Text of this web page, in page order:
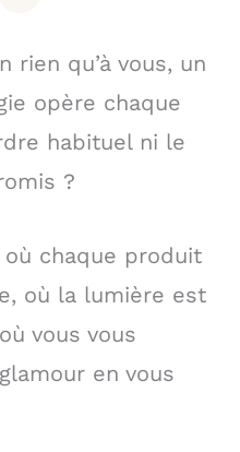
rien qu’à vous, un
opère chaque
habituel ni le
?
où chaque produit
où la lumière est
vous vous
en vous